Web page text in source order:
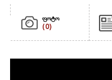
ფოტო
(0)